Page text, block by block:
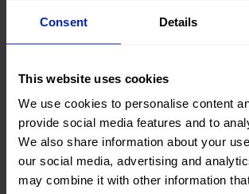
Consent Details
This website uses cookies
We use cookies to personalise content
provide social media features and to
We also share information about your
our social media, advertising and
may combine it with other information